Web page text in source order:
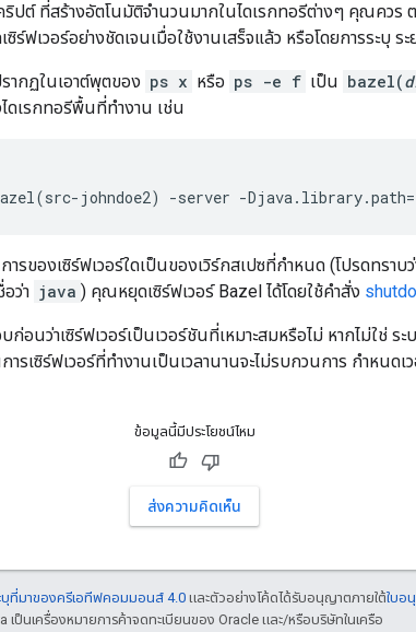
ปต์ ที่สร้างอัตโนมัติจำนวนมากในไดเรกทอรีต่างๆ คุณควร ต
ร์ฟเวอร์อย่างชัดเจนเมื่อใช้งานเสร็จแล้ว หรือโดยการระบุ ร
ากฏในเอาต์พุตของ ps x หรือ ps -e f เป็น bazel(
ดเรกทอรีพื้นที่ทำงาน เช่น
(src-johndoe2) -server -Djava.library.path=
รของเซิร์ฟเวอร์ใดเป็นของเวิร์กสเปซที่กำหนด (โปรดทรา
ว่า java ) คุณหยุดเซิร์ฟเวอร์ Bazel ได้โดยใช้คำสั่ง
ก่อนว่าเซิร์ฟเวอร์เป็นเวอร์ชันที่เหมาะสมหรือไม่ หากไม่ใช่ ระ
ารเซิร์ฟเวอร์ที่ทำงานเป็นเวลานานจะไม่รบกวนการ กำหนดเ
ข้อมูลนี้มีประโยชน์ไหม
ส่งความคิดเห็น
ที่มาของครีเอทีฟคอมมอนส์ 4.0และตัวอย่างโค้ดได้รับอนุญาตภายใต้ใบอ
เป็นเครื่องหมายการค้าจดทะเบียนของ Oracle และ/หรือบริษัทในเครือ